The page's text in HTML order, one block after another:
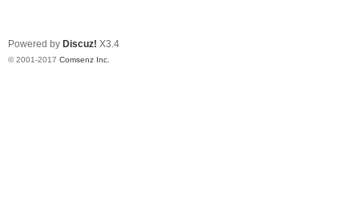
Powered by Discuz! X3.4
© 2001-2017 Comsenz Inc.